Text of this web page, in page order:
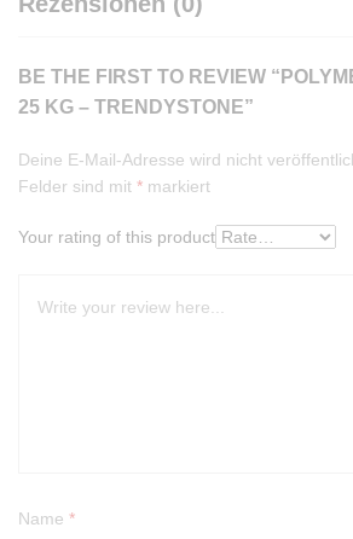
BE THE FIRST TO REVIEW
25 KG – TRENDYSTONE”
Deine E-Mail-Adresse wird nicht
Felder sind mit * markiert
Your rating of this product
Name *